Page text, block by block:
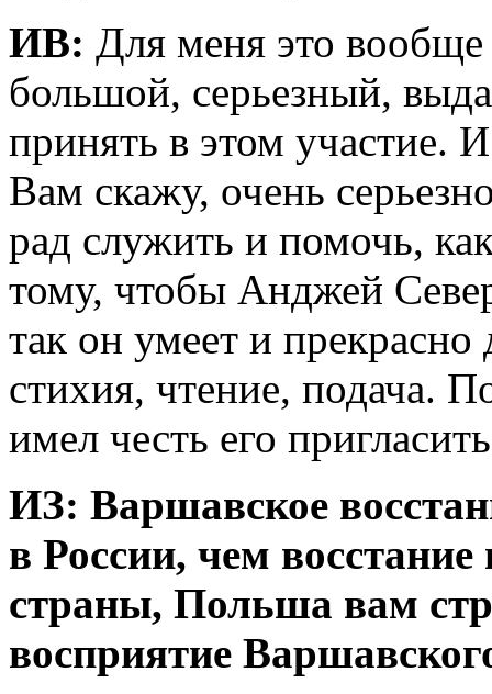
ИВ: Для меня это вообще
большой, серьезный,
принять в этом участие.
Вам скажу, очень
рад служить и помочь,
тому, чтобы Анджей
так он умеет и прекрасно
стихия, чтение, подача.
имел честь его
ИЗ: Варшавское
в России, чем
страны, Польша вам
восприятие